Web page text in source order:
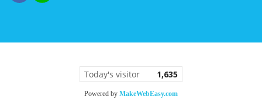
Today's visitor 1,635
Powered by MakeWebEasy.com